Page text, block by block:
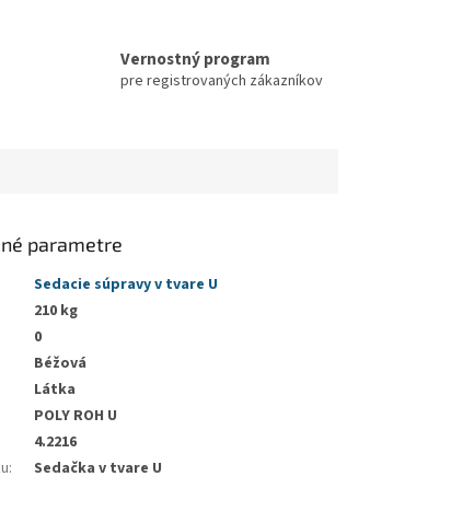
Vernostný program
pre registrovaných zákazníkov
parametre
Sedacie súpravy v tvare U
210 kg
0
Béžová
Látka
POLY ROH U
4.2216
: Sedačka v tvare U